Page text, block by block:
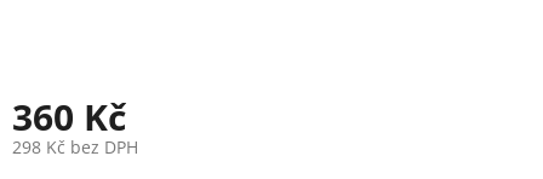
360 Kč
298 Kč bez DPH